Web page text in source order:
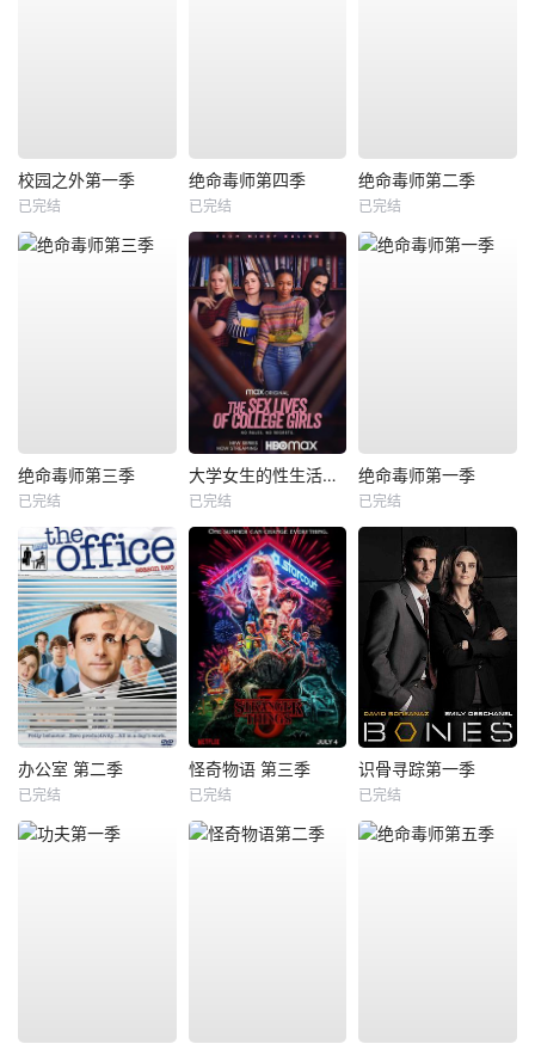
校园之外第一季
已完结
绝命毒师第四季
已完结
绝命毒师第二季
已完结
绝命毒师第三季
已完结
大学女生的性生活第一季
已完结
绝命毒师第一季
已完结
办公室 第二季
已完结
怪奇物语 第三季
已完结
识骨寻踪第一季
已完结